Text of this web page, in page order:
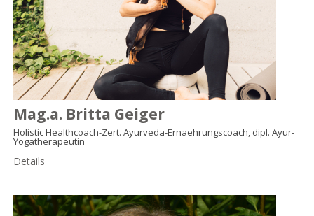
Mag.a. Britta Geiger
Holistic Healthcoach-Zert. Ayurveda-Ernaehrungscoach, dipl. Ayur-
Yogatherapeutin
Details